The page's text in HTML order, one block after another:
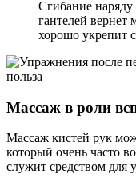
Сгибание наряду
гантелей вернет
хорошо укрепит
Массаж в роли
Массаж кистей рук
который очень часто
служит средством для